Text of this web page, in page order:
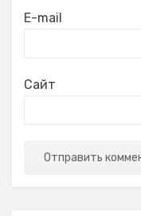
E-mail
Сайт